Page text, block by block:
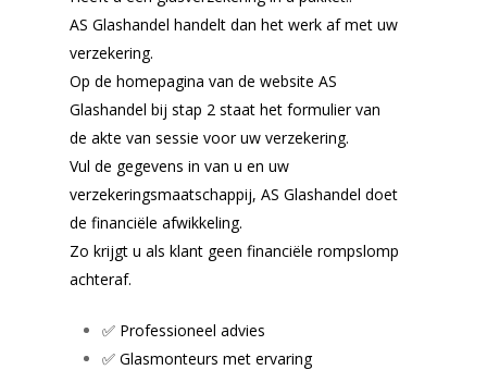
AS Glashandel handelt dan het werk af met uw
verzekering.
Op de homepagina van de website AS
Glashandel bij stap 2 staat het formulier van
de akte van sessie voor uw verzekering.
Vul de gegevens in van u en uw
verzekeringsmaatschappij, AS Glashandel doet
de financiële afwikkeling.
Zo krijgt u als klant geen financiële rompslomp
achteraf.
✅ Professioneel advies
✅ Glasmonteurs met ervaring